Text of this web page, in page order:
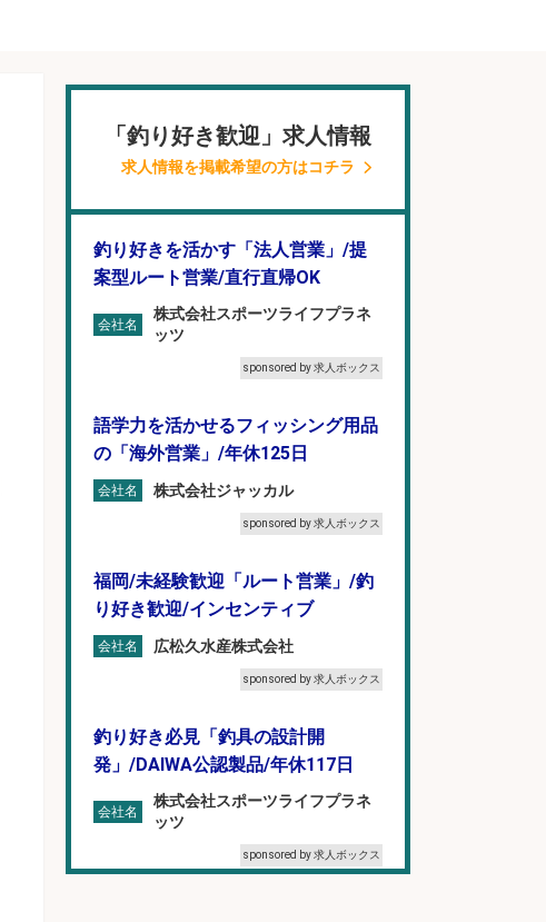
「釣り好き歓迎」求人情報
求人情報を掲載希望の方はコチラ
釣り好きを活かす「法人営業」/提
案型ルート営業/直行直帰OK
会社名
株式会社スポーツライフプラネ
ッツ
sponsored by 求人ボックス
語学力を活かせるフィッシング用品
の「海外営業」/年休125日
会社名 株式会社ジャッカル
sponsored by 求人ボックス
福岡/未経験歓迎「ルート営業」/釣
り好き歓迎/インセンティブ
会社名 広松久水産株式会社
sponsored by 求人ボックス
釣り好き必見「釣具の設計開
発」/DAIWA公認製品/年休117日
会社名
株式会社スポーツライフプラネ
ッツ
sponsored by 求人ボックス